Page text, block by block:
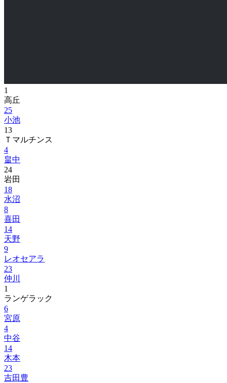
1
高丘
25
小池
13
Ｔマルチンス
4
畠中
24
岩田
18
水沼
8
喜田
14
天野
9
レオセアラ
23
仲川
1
ランゲラック
6
宮原
4
中谷
14
木本
23
吉田豊